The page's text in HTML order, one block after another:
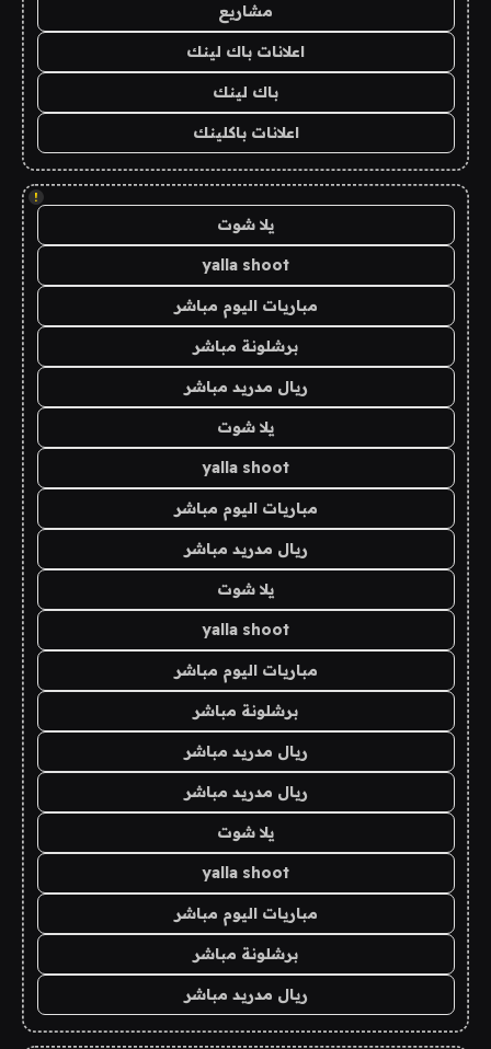
مشاريع
اعلانات باك لينك
باك لينك
اعلانات باكلينك
!
يلا شوت
yalla shoot
مباريات اليوم مباشر
برشلونة مباشر
ريال مدريد مباشر
يلا شوت
yalla shoot
مباريات اليوم مباشر
ريال مدريد مباشر
يلا شوت
yalla shoot
مباريات اليوم مباشر
برشلونة مباشر
ريال مدريد مباشر
ريال مدريد مباشر
يلا شوت
yalla shoot
مباريات اليوم مباشر
برشلونة مباشر
ريال مدريد مباشر